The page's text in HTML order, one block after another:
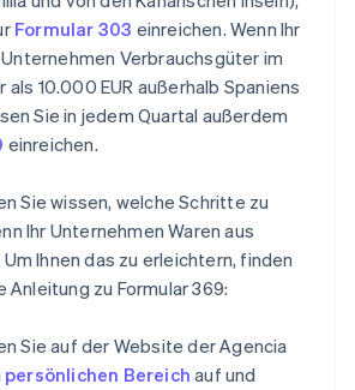
Formular 303 einreichen. Wenn Ihr
Verbrauchsgüter im
als 10.000 EUR außerhalb Spaniens
Sie in jedem Quartal außerdem
einreichen.
Sie wissen, welche Schritte zu
Ihr Unternehmen Waren aus
Ihnen das zu erleichtern, finden
Anleitung zu Formular 369:
Sie auf der Website der Agencia
persönlichen Bereich auf und